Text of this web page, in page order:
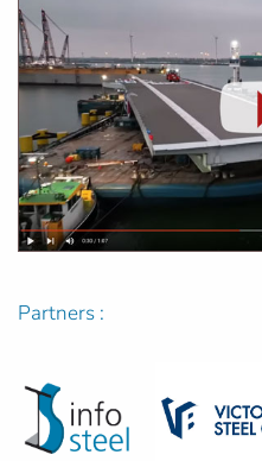
Partners :